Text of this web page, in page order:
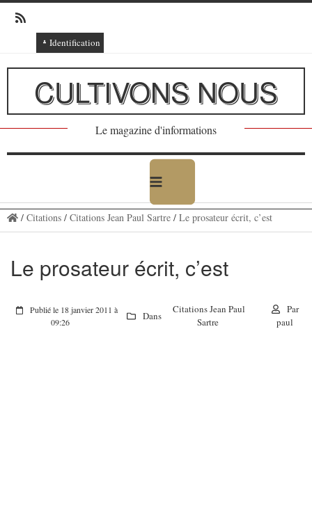
Identification
Connexion
Connexion via Facebook
Inscription
Ajout texte ou poème
CULTIVONS NOUS
Le magazine d'informations
/ Citations/ Citations Jean Paul Sartre/ Le prosateur écrit, c’est
Le prosateur écrit, c’est
Publié le 18 janvier 2011 à
09:26
Dans
Citations Jean Paul
Sartre
Par
paul